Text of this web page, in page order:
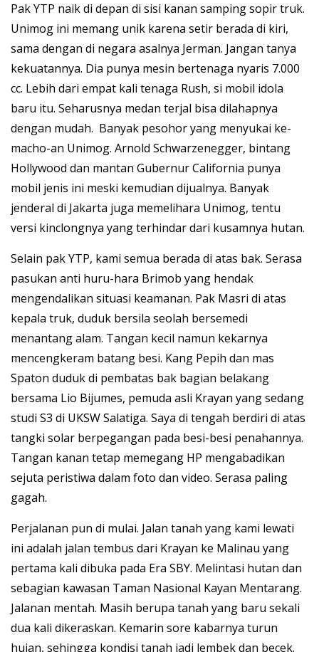
Pak YTP naik di depan di sisi kanan samping sopir truk.
Unimog ini memang unik karena setir berada di kiri,
sama dengan di negara asalnya Jerman. Jangan tanya
kekuatannya. Dia punya mesin bertenaga nyaris 7.000
cc. Lebih dari empat kali tenaga Rush, si mobil idola
baru itu. Seharusnya medan terjal bisa dilahapnya
dengan mudah. Banyak pesohor yang menyukai ke-
macho-an Unimog. Arnold Schwarzenegger, bintang
Hollywood dan mantan Gubernur California punya
mobil jenis ini meski kemudian dijualnya. Banyak
jenderal di Jakarta juga memelihara Unimog, tentu
versi kinclongnya yang terhindar dari kusamnya hutan.
Selain pak YTP, kami semua berada di atas bak. Serasa
pasukan anti huru-hara Brimob yang hendak
mengendalikan situasi keamanan. Pak Masri di atas
kepala truk, duduk bersila seolah bersemedi
menantang alam. Tangan kecil namun kekarnya
mencengkeram batang besi. Kang Pepih dan mas
Spaton duduk di pembatas bak bagian belakang
bersama Lio Bijumes, pemuda asli Krayan yang sedang
studi S3 di UKSW Salatiga. Saya di tengah berdiri di atas
tangki solar berpegangan pada besi-besi penahannya.
Tangan kanan tetap memegang HP mengabadikan
sejuta peristiwa dalam foto dan video. Serasa paling
gagah.
Perjalanan pun di mulai. Jalan tanah yang kami lewati
ini adalah jalan tembus dari Krayan ke Malinau yang
pertama kali dibuka pada Era SBY. Melintasi hutan dan
sebagian kawasan Taman Nasional Kayan Mentarang.
Jalanan mentah. Masih berupa tanah yang baru sekali
dua kali dikeraskan. Kemarin sore kabarnya turun
hujan, sehingga kondisi tanah jadi lembek dan becek.